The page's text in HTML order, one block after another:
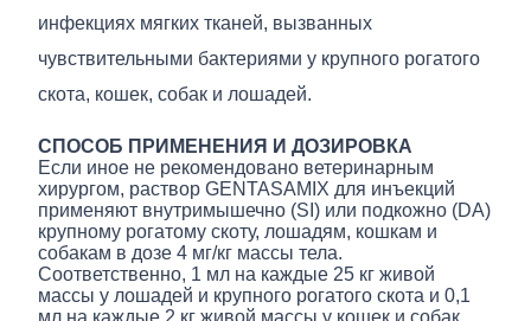
инфекциях мягких тканей, вызванных
чувствительными бактериями у крупного рогатого
скота, кошек, собак и лошадей.
СПОСОБ ПРИМЕНЕНИЯ И ДОЗИРОВКА
Если иное не рекомендовано ветеринарным
хирургом, раствор GENTASAMIX для инъекций
применяют внутримышечно (SI) или подкожно (DA)
крупному рогатому скоту, лошадям, кошкам и
собакам в дозе 4 мг/кг массы тела.
Соответственно, 1 мл на каждые 25 кг живой
массы у лошадей и крупного рогатого скота и 0,1